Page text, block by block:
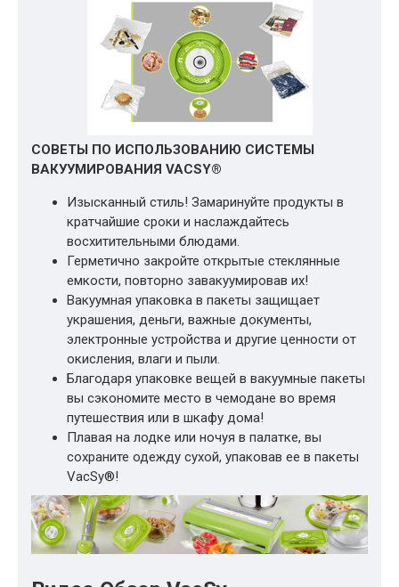
СОВЕТЫ ПО ИСПОЛЬЗОВАНИЮ СИСТЕМЫ
ВАКУУМИРОВАНИЯ VACSY®
Изысканный стиль! Замаринуйте продукты в
кратчайшие сроки и наслаждайтесь
восхитительными блюдами.
Герметично закройте открытые стеклянные
емкости, повторно завакуумировав их!
Вакуумная упаковка в пакеты защищает
украшения, деньги, важные документы,
электронные устройства и другие ценности от
окисления, влаги и пыли.
Благодаря упаковке вещей в вакуумные пакеты
вы сэкономите место в чемодане во время
путешествия или в шкафу дома!
Плавая на лодке или ночуя в палатке, вы
сохраните одежду сухой, упаковав ее в пакеты
VacSy®!